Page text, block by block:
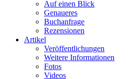
Auf einen Blick
Genaueres
Buchanfrage
Rezensionen
Artikel
Veröffentlichungen
Weitere Informationen
Fotos
Videos